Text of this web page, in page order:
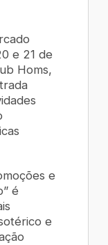
e 21 de
Homs,
e
é
e